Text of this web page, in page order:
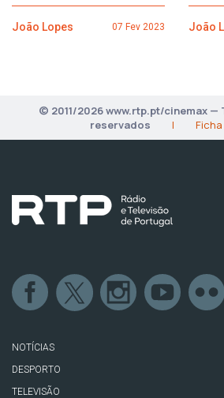
João Lopes 07 Fev 2023 João
© 2011/2026 www.rtp.pt/cinemax
reservados
|
NOTÍCIAS
DESPORTO
TELEVISÃO